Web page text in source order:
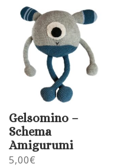
Gelsomino –
Schema
Amigurumi
5,00€